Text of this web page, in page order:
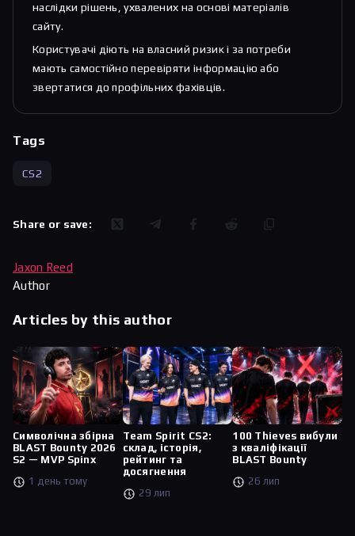
наслідки рішень, ухвалених на основі матеріалів
сайту.
Користувачі діють на власний ризик і за потреби
мають самостійно перевіряти інформацію або
звертатися до профільних фахівців.
Tags
CS2
Share or save:
Jaxon Reed
Author
Articles by this author
Символічна збірна
BLAST Bounty 2026
S2 — MVP Spinx
1 день тому
Team Spirit CS2:
склад, історія,
рейтинг та
досягнення
29 лип
100 Thieves вибули
з кваліфікації
BLAST Bounty
26 лип